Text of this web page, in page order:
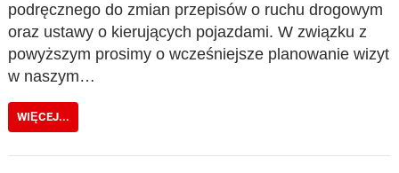
podręcznego do zmian przepisów o ruchu drogowym
oraz ustawy o kierujących pojazdami. W związku z
powyższym prosimy o wcześniejsze planowanie wizyt
w naszym…
WIĘCEJ...